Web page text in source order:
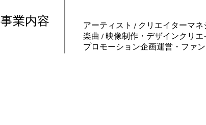
事業内容
アーティスト / クリエイターマネ
楽曲 / 映像制作・デザインクリ
プロモーション企画運営・ファ